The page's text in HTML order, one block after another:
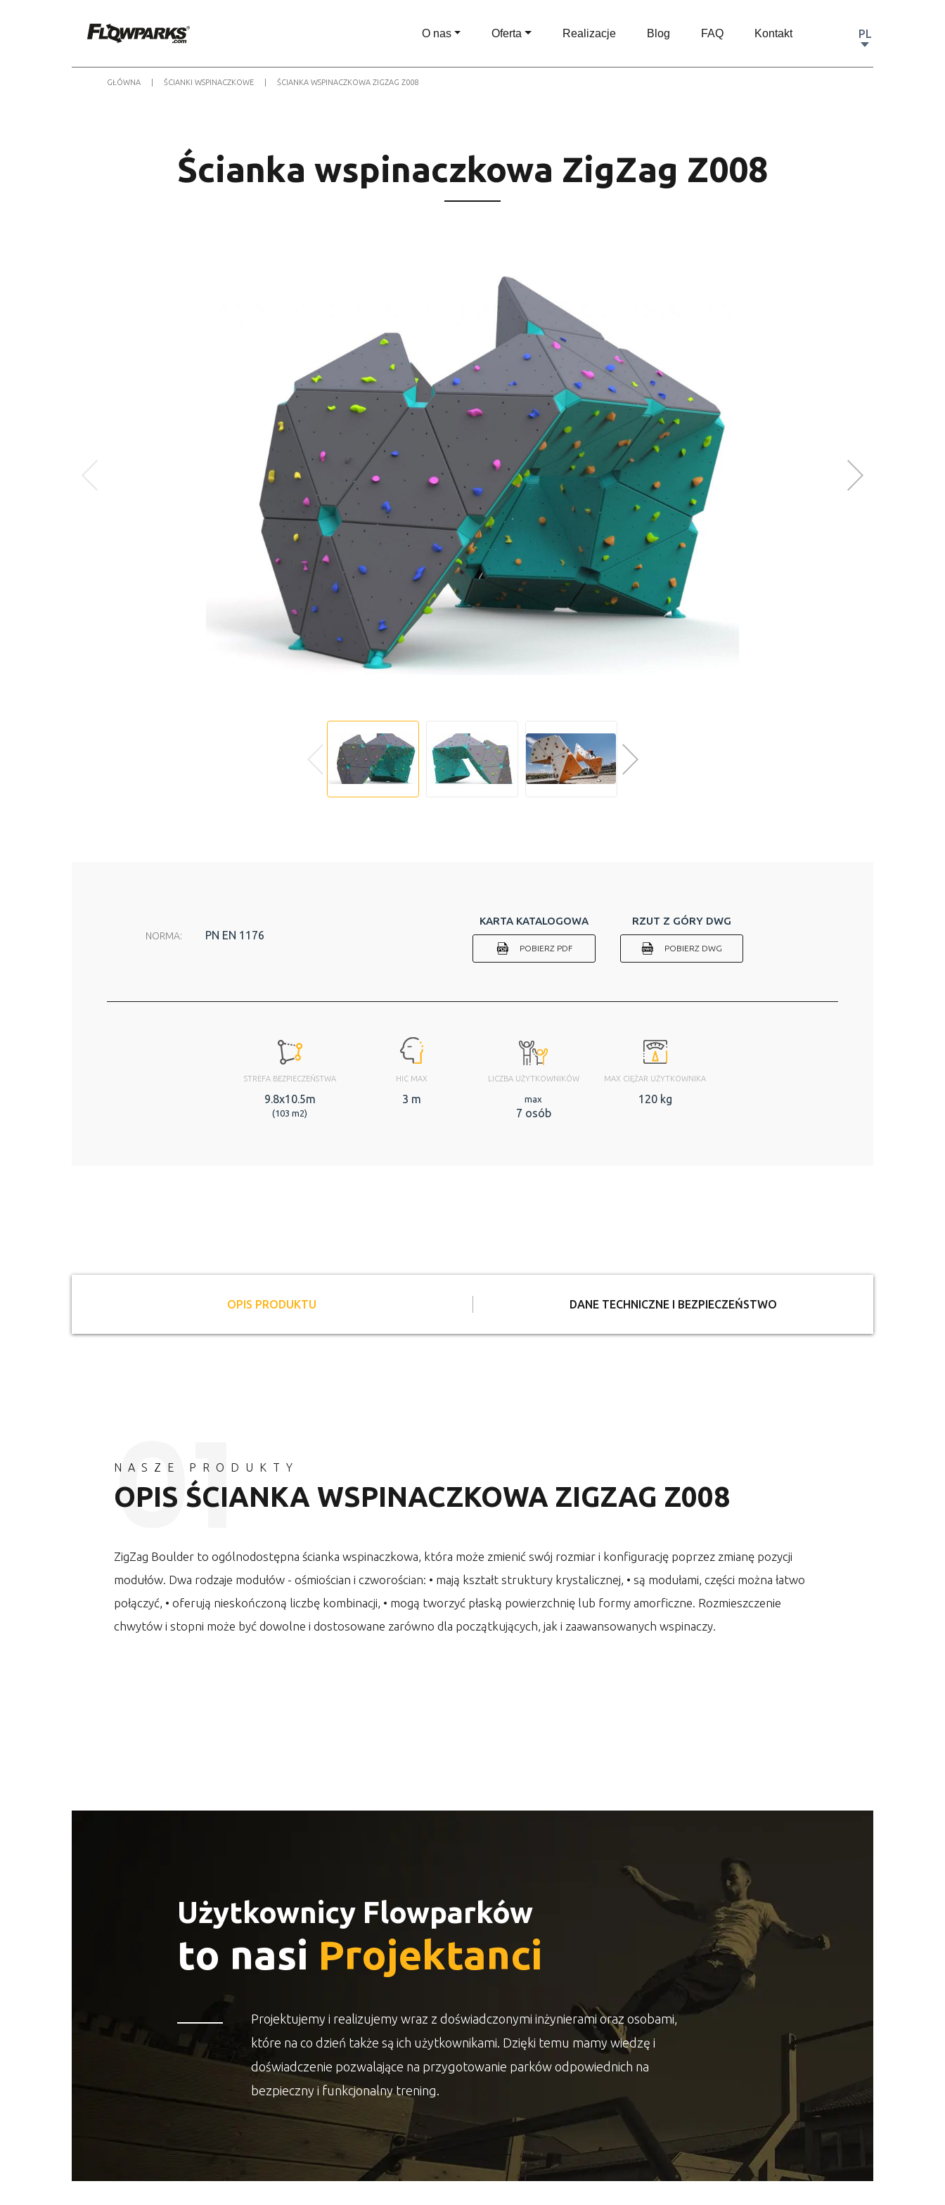
O nas Oferta Realizacje Blog FAQ Kontakt PL
GŁÓWNA ŚCIANKI WSPINACZKOWE ŚCIANKA WSPINACZKOWA ZIGZAG Z008
Ścianka wspinaczkowa ZigZag Z008
NORMA: PN EN 1176
KARTA KATALOGOWA
POBIERZ PDF
RZUT Z GÓRY DWG
POBIERZ DWG
STREFA BEZPIECZEŃSTWA
9.8x10.5m
(103 m2)
HIC MAX
3 m
LICZBA UŻYTKOWNIKÓW
max
7 osób
MAX CIĘŻAR UŻYTKOWNIKA
120 kg
OPIS PRODUKTU DANE TECHNICZNE I BEZPIECZEŃSTWO
NASZE PRODUKTY
OPIS ŚCIANKA WSPINACZKOWA ZIGZAG Z008
ZigZag Boulder to ogólnodostępna ścianka wspinaczkowa, która może zmienić swój rozmiar i konfigurację poprzez zmianę pozycji
modułów. Dwa rodzaje modułów - ośmiościan i czworościan: • mają kształt struktury krystalicznej, • są modułami, części można łatwo
połączyć, • oferują nieskończoną liczbę kombinacji, • mogą tworzyć płaską powierzchnię lub formy amorficzne. Rozmieszczenie
chwytów i stopni może być dowolne i dostosowane zarówno dla początkujących, jak i zaawansowanych wspinaczy.
Użytkownicy Flowparków
to nasi Projektanci
Projektujemy i realizujemy wraz z doświadczonymi inżynierami oraz osobami,
które na co dzień także są ich użytkownikami. Dzięki temu mamy wiedzę i
doświadczenie pozwalające na przygotowanie parków odpowiednich na
bezpieczny i funkcjonalny trening.